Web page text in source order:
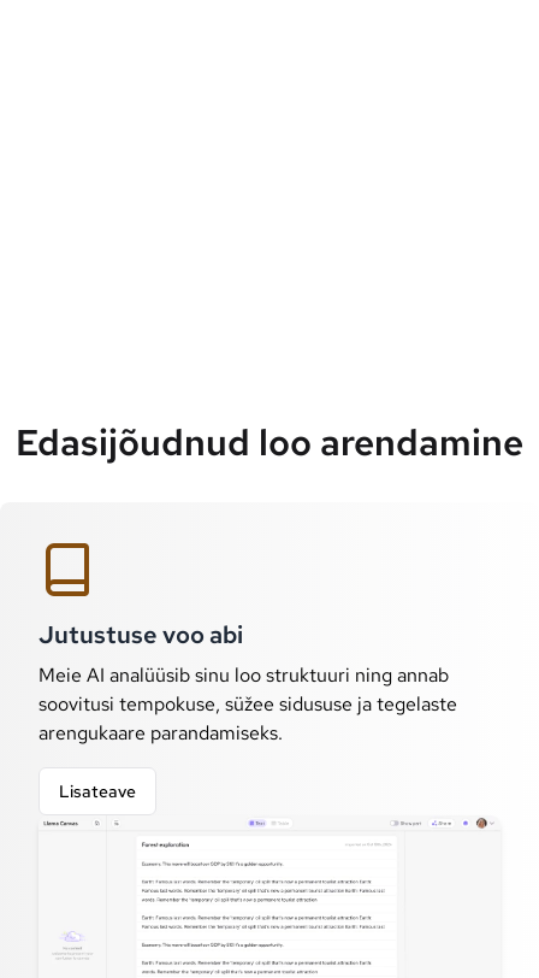
Edasijõudnud loo arendamine
Jutustuse voo abi
Meie AI analüüsib sinu loo struktuuri ning annab
soovitusi tempokuse, süžee sidususe ja tegelaste
arengukaare parandamiseks.
Lisateave